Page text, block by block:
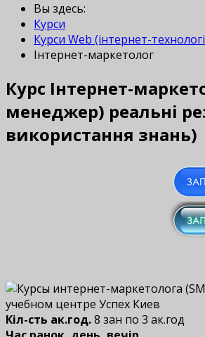
Вы здесь:
Курси
Курси Web (інтернет-
Інтернет-маркетолог
Курс Інтернет-
менеджер) реальні
використання знань)
Кіл-сть ак.год.8 зан по 3 ак.год